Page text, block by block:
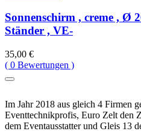
Sonnenschirm , creme , Ø
Ständer , VE-
35,00 €
( 0 Bewertungen )
Im Jahr 2018 aus gleich 4 Firmen
Eventtechnikprofis, Euro Zelt den
dem Eventausstatter und Gleis 13